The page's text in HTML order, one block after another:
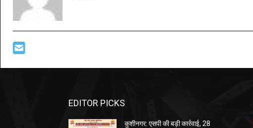
EDITOR PICKS
कुशीनगर: एसपी की बड़ी कार्रवाई, 28